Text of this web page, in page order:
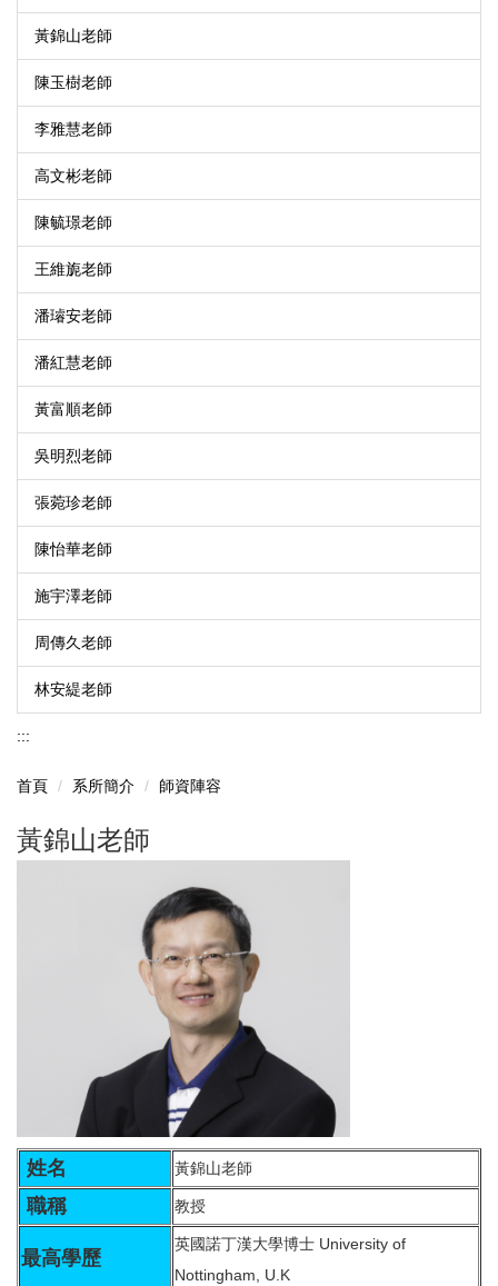
黃錦山老師
陳玉樹老師
李雅慧老師
高文彬老師
陳毓璟老師
王維旎老師
潘璿安老師
潘紅慧老師
黃富順老師
吳明烈老師
張菀珍老師
陳怡華老師
施宇澤老師
周傳久老師
林安緹老師
:::
首頁 系所簡介 師資陣容
黃錦山老師
姓名 黃錦山老師
職稱 教授
最高學歷
英國諾丁漢大學博士 University of
Nottingham, U.K